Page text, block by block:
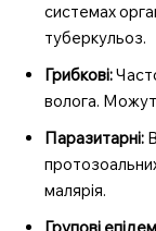
системах
туберкульоз.
Грибкові:
волога.
Паразитарні:
малярія.